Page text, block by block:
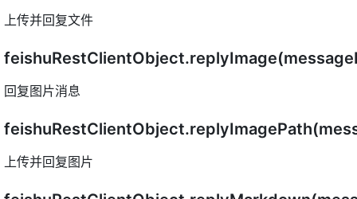
上传并回复文件
回复图片消息
上传并回复图片